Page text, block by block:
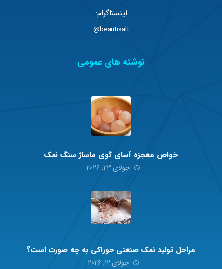
اینستاگرام:
beautisalt@
نوشته های عمومی
خواص معجزه آسای گوی ماساژ سنگ نمک
جولای ۲۳, ۲۰۲۶
مراحل تولید نمک صنعتی خوراکی به چه صورت است؟
جولای ۱۲, ۲۰۲۶